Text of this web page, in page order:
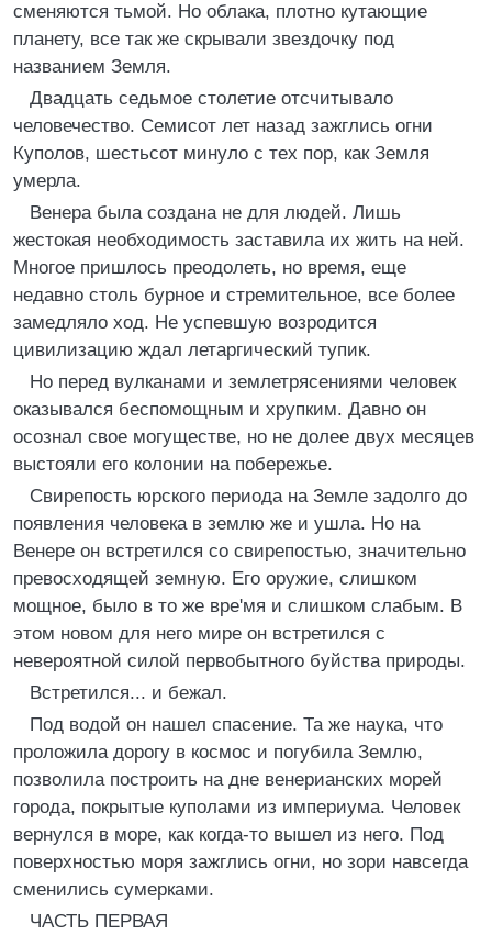
сменяются тьмой. Но облака, плотно кутающие
планету, все так же скрывали звездочку под
названием Земля.
Двадцать седьмое столетие отсчитывало
человечество. Семисот лет назад зажглись огни
Куполов, шестьсот минуло с тех пор, как Земля
умерла.
Венера была создана не для людей. Лишь
жестокая необходимость заставила их жить на ней.
Многое пришлось преодолеть, но время, еще
недавно столь бурное и стремительное, все более
замедляло ход. Не успевшую возродится
цивилизацию ждал летаргический тупик.
Но перед вулканами и землетрясениями человек
оказывался беспомощным и хрупким. Давно он
осознал свое могуществе, но не долее двух месяцев
выстояли его колонии на побережье.
Свирепость юрского периода на Земле задолго до
появления человека в землю же и ушла. Но на
Венере он встретился со свирепостью, значительно
превосходящей земную. Его оружие, слишком
мощное, было в то же вре'мя и слишком слабым. В
этом новом для него мире он встретился с
невероятной силой первобытного буйства природы.
Встретился... и бежал.
Под водой он нашел спасение. Та же наука, что
проложила дорогу в космос и погубила Землю,
позволила построить на дне венерианских морей
города, покрытые куполами из империума. Человек
вернулся в море, как когда-то вышел из него. Под
поверхностью моря зажглись огни, но зори навсегда
сменились сумерками.
ЧАСТЬ ПЕРВАЯ